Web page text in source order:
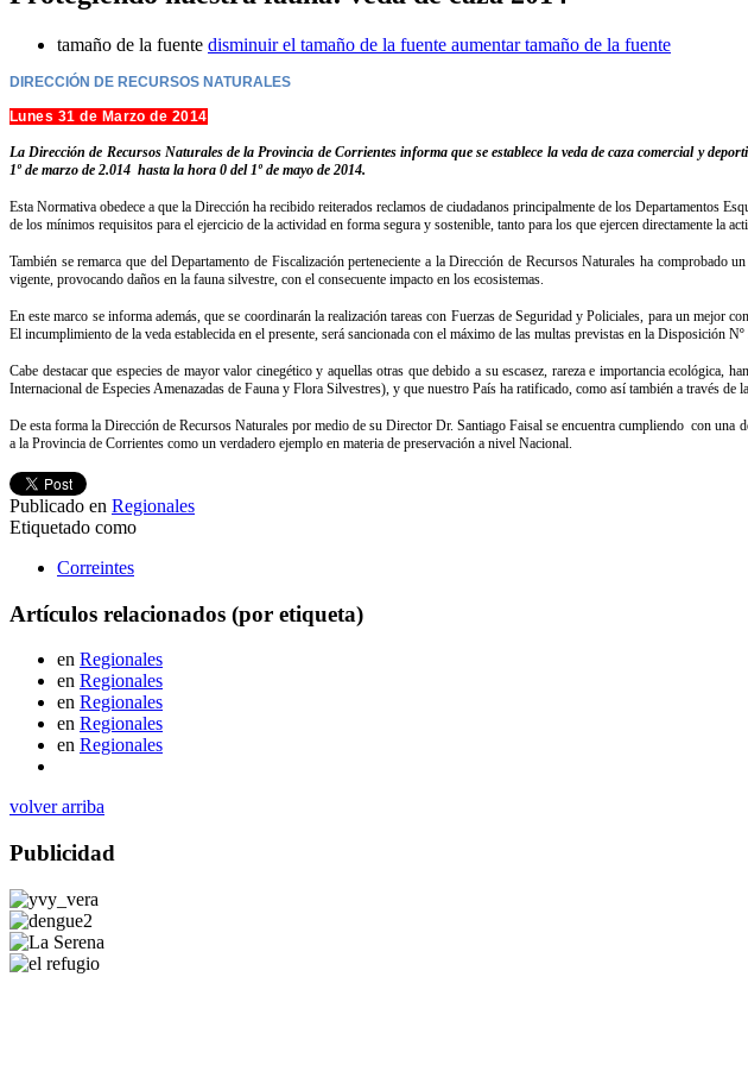
tamaño de la fuente disminuir el tamaño de la fuente aumentar tamaño de la fuente
DIRECCIÓN DE RECURSOS NATURALES
Lunes 31 de Marzo de 2014
La Dirección de Recursos Naturales de la Provincia de Corrientes informa que se establece la veda de caza comercial y
1º de marzo de 2.014 hasta la hora 0 del 1º de mayo de 2014.
Esta Normativa obedece a que la Dirección ha recibido reiterados reclamos de ciudadanos principalmente de los Departamentos
de los mínimos requisitos para el ejercicio de la actividad en forma segura y sostenible, tanto para los que ejercen directamente la
También se remarca que del Departamento de Fiscalización perteneciente a la Dirección de Recursos Naturales ha
vigente, provocando daños en la fauna silvestre, con el consecuente impacto en los ecosistemas.
En este marco se informa además, que se coordinarán la realización tareas con Fuerzas de Seguridad y Policiales, para un mejor
El incumplimiento de la veda establecida en el presente, será sancionada con el máximo de las multas previstas en la Disposición
Cabe destacar que especies de mayor valor cinegético y aquellas otras que debido a su escasez, rareza e importancia
Internacional de Especies Amenazadas de Fauna y Flora Silvestres), y que nuestro País ha ratificado, como así también a través
De esta forma la Dirección de Recursos Naturales por medio de su Director Dr. Santiago Faisal se encuentra cumpliendo con
a la Provincia de Corrientes como un verdadero ejemplo en materia de preservación a nivel Nacional.
Publicado en Regionales
Etiquetado como
Correintes
Artículos relacionados (por etiqueta)
en Regionales
en Regionales
en Regionales
en Regionales
en Regionales
volver arriba
Publicidad